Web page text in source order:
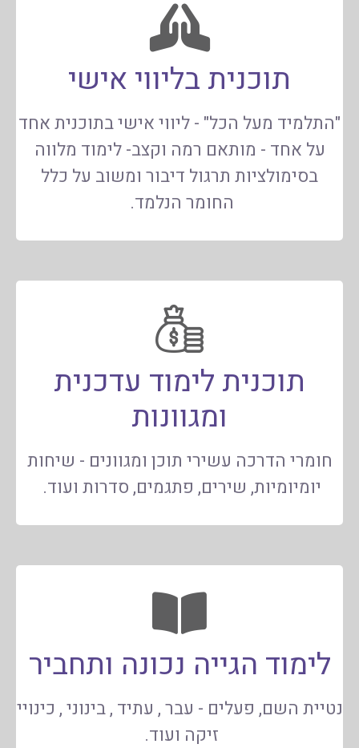
תוכנית בליווי אישי
"התלמיד מעל הכל" - ליווי אישי בתוכנית אחד
על אחד - מותאם רמה וקצב- לימוד מלווה
בסימולציות תרגול דיבור ומשוב על כלל
החומר הנלמד.
תוכנית לימוד עדכנית
ומגוונות
חומרי הדרכה עשירי תוכן ומגוונים - שיחות
יומיומיות, שירים, פתגמים, סדרות ועוד.
לימוד הגייה נכונה ותחביר
נטיית השם, פעלים - עבר , עתיד , בינוני , כינויי
זיקה ועוד.